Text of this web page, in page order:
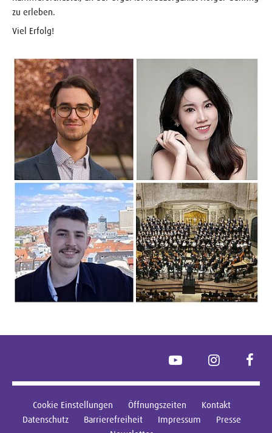
zu erleben.
Viel Erfolg!
YouTube Instagram
Cookie Einstellungen Öffnungszeiten
Kontakt
Datenschutz
Barrierefreiheit Impressum
Presse